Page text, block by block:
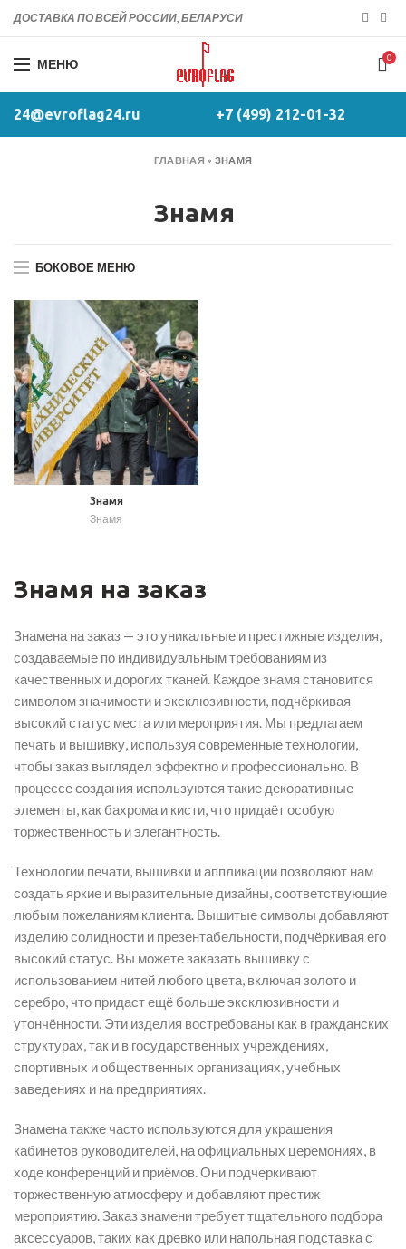
ДОСТАВКА ПО ВСЕЙ РОССИИ, БЕЛАРУСИ
МЕНЮ 0
24@evroflag24.ru +7 (499) 212-01-32
ГЛАВНАЯ » ЗНАМЯ
Знамя
БОКОВОЕ МЕНЮ
Знамя
Знамя
Знамя на заказ
Знамена на заказ — это уникальные и престижные изделия,
создаваемые по индивидуальным требованиям из
качественных и дорогих тканей. Каждое знамя становится
символом значимости и эксклюзивности, подчёркивая
высокий статус места или мероприятия. Мы предлагаем
печать и вышивку, используя современные технологии,
чтобы заказ выглядел эффектно и профессионально. В
процессе создания используются такие декоративные
элементы, как бахрома и кисти, что придаёт особую
торжественность и элегантность.
Технологии печати, вышивки и аппликации позволяют нам
создать яркие и выразительные дизайны, соответствующие
любым пожеланиям клиента. Вышитые символы добавляют
изделию солидности и презентабельности, подчёркивая его
высокий статус. Вы можете заказать вышивку с
использованием нитей любого цвета, включая золото и
серебро, что придаст ещё больше эксклюзивности и
утончённости. Эти изделия востребованы как в гражданских
структурах, так и в государственных учреждениях,
спортивных и общественных организациях, учебных
заведениях и на предприятиях.
Знамена также часто используются для украшения
кабинетов руководителей, на официальных церемониях, в
ходе конференций и приёмов. Они подчеркивают
торжественную атмосферу и добавляют престиж
мероприятию. Заказ знамени требует тщательного подбора
аксессуаров, таких как древко или напольная подставка с